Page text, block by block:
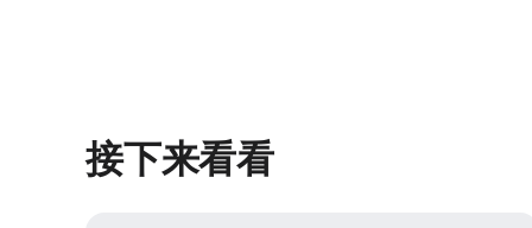
制作攻略内容展示排版的效率。
接下来看看